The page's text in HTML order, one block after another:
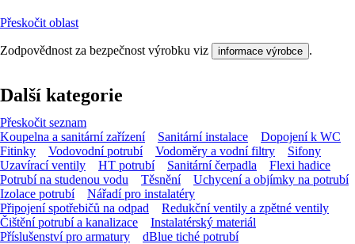
Přeskočit oblast
Zodpovědnost za bezpečnost výrobku viz informace výrobce .
Další kategorie
Přeskočit seznam
Koupelna a sanitární zařízení
Sanitární instalace
Dopojení k WC
Fitinky
Vodovodní potrubí Vodoměry a vodní filtry
Sifony
Uzavírací ventily
HT potrubí Sanitární čerpadla
Flexi hadice
Potrubí na studenou vodu
Těsnění
Uchycení a objímky na potrubí
Izolace potrubí
Nářadí pro instalatéry
Připojení spotřebičů na odpad
Redukční ventily a zpětné ventily
Čištění potrubí a kanalizace
Instalatérský materiál
Příslušenství pro armatury
dBlue tiché potrubí